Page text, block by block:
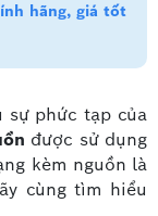
hãng, giá tốt
phức tạp của
được sử dụng
kèm nguồn là
cùng tìm hiểu